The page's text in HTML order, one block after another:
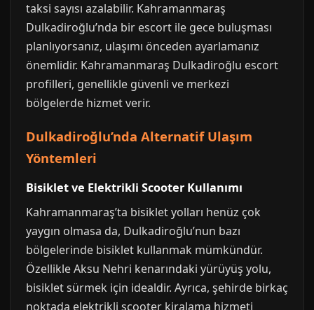
taksi sayısı azalabilir. Kahramanmaraş
Dulkadiroğlu’nda bir escort ile gece buluşması
planlıyorsanız, ulaşımı önceden ayarlamanız
önemlidir. Kahramanmaraş Dulkadiroğlu escort
profilleri, genellikle güvenli ve merkezi
bölgelerde hizmet verir.
Dulkadiroğlu’nda Alternatif Ulaşım
Yöntemleri
Bisiklet ve Elektrikli Scooter Kullanımı
Kahramanmaraş’ta bisiklet yolları henüz çok
yaygın olmasa da, Dulkadiroğlu’nun bazı
bölgelerinde bisiklet kullanmak mümkündür.
Özellikle Aksu Nehri kenarındaki yürüyüş yolu,
bisiklet sürmek için idealdir. Ayrıca, şehirde birkaç
noktada elektrikli scooter kiralama hizmeti